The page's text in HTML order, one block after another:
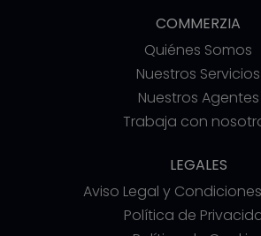
COMMERZIA
Quiénes Somos
Nuestros Servicios
Nuestros Agentes
Trabaja con
LEGALES
Aviso Legal y
Política de